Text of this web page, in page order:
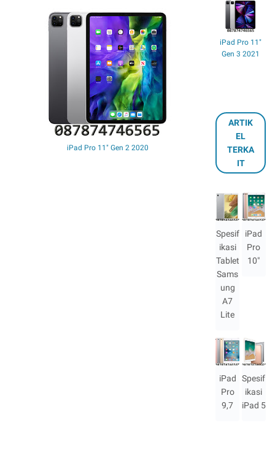
iPad Pro 11" Gen 2 2020
iPad Pro 11"
Gen 3 2021
ARTIK
EL
TERKA
IT
Spesif
ikasi
Tablet
Sams
ung
A7
Lite
iPad
Pro
10"
iPad
Pro
9,7
Spesif
ikasi
iPad 5